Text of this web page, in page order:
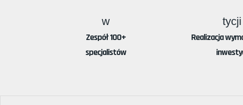
Zespół 100+
specjalistów
Realizacja